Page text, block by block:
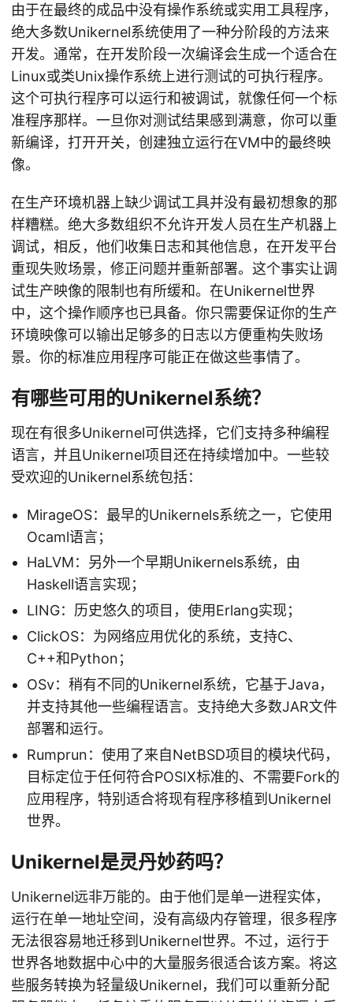
由于在最终的成品中没有操作系统或实用工具程序，
绝大多数Unikernel系统使用了一种分阶段的方法来
开发。通常，在开发阶段一次编译会生成一个适合在
Linux或类Unix操作系统上进行测试的可执行程序。
这个可执行程序可以运行和被调试，就像任何一个标
准程序那样。一旦你对测试结果感到满意，你可以重
新编译，打开开关，创建独立运行在VM中的最终映
像。
在生产环境机器上缺少调试工具并没有最初想象的那
样糟糕。绝大多数组织不允许开发人员在生产机器上
调试，相反，他们收集日志和其他信息，在开发平台
重现失败场景，修正问题并重新部署。这个事实让调
试生产映像的限制也有所缓和。在Unikernel世界
中，这个操作顺序也已具备。你只需要保证你的生产
环境映像可以输出足够多的日志以方便重构失败场
景。你的标准应用程序可能正在做这些事情了。
有哪些可用的Unikernel系统？
现在有很多Unikernel可供选择，它们支持多种编程
语言，并且Unikernel项目还在持续增加中。一些较
受欢迎的Unikernel系统包括：
MirageOS：最早的Unikernels系统之一，它使用
Ocaml语言；
HaLVM：另外一个早期Unikernels系统，由
Haskell语言实现；
LING：历史悠久的项目，使用Erlang实现；
ClickOS：为网络应用优化的系统，支持C、
C++和Python；
OSv：稍有不同的Unikernel系统，它基于Java，
并支持其他一些编程语言。支持绝大多数JAR文件
部署和运行。
Rumprun：使用了来自NetBSD项目的模块代码，
目标定位于任何符合POSIX标准的、不需要Fork的
应用程序，特别适合将现有程序移植到Unikernel
世界。
Unikernel是灵丹妙药吗？
Unikernel远非万能的。由于他们是单一进程实体，
运行在单一地址空间，没有高级内存管理，很多程序
无法很容易地迁移到Unikernel世界。不过，运行于
世界各地数据中心中的大量服务很适合该方案。将这
些服务转换为轻量级Unikernel，我们可以重新分配